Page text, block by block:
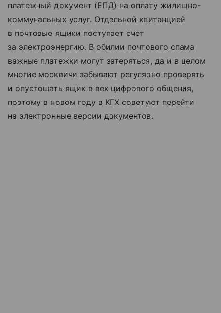
платежный документ (ЕПД) на оплату жилищно-
коммунальных услуг. Отдельной квитанцией
в почтовые ящики поступает счет
за электроэнергию. В обилии почтового спама
важные платежки могут затеряться, да и в целом
многие москвичи забывают регулярно проверять
и опустошать ящик в век цифрового общения,
поэтому в новом году в КГХ советуют перейти
на электронные версии документов.